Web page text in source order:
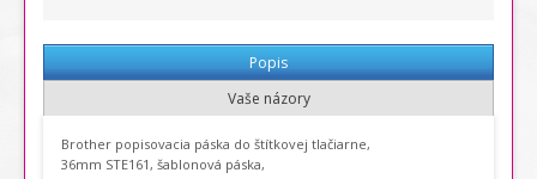
Popis
Vaše názory
Brother popisovacia páska do štítkovej tlačiarne,
36mm STE161, šablonová páska,